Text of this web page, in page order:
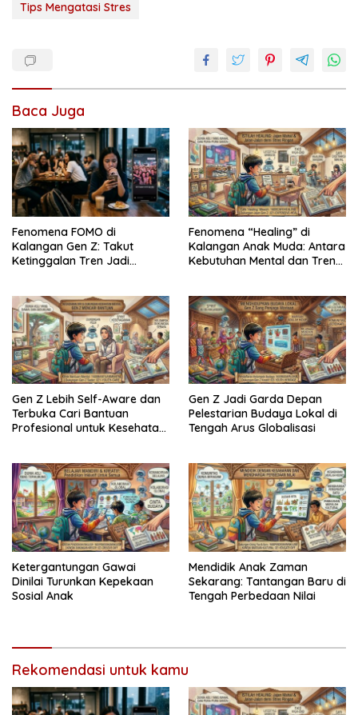
Tips Mengatasi Stres
Baca Juga
Fenomena FOMO di
Kalangan Gen Z: Takut
Ketinggalan Tren Jadi
Fenomena “Healing” di
Kalangan Anak Muda: Antara
Kebutuhan Mental dan Tren
Gen Z Lebih Self-Aware dan
Terbuka Cari Bantuan
Profesional untuk Kesehatan
Gen Z Jadi Garda Depan
Pelestarian Budaya Lokal di
Tengah Arus Globalisasi
Ketergantungan Gawai
Dinilai Turunkan Kepekaan
Sosial Anak
Mendidik Anak Zaman
Sekarang: Tantangan Baru di
Tengah Perbedaan Nilai
Rekomendasi untuk kamu